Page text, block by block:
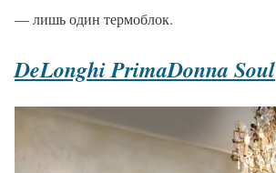
— лишь один термоблок.
DeLonghi PrimaDonna Soul